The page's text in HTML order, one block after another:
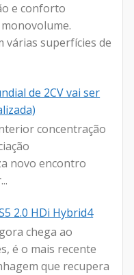
e conforto
várias superfícies de
de 2CV vai ser
concentração
novo encontro
2.0 HDi Hybrid4
chega ao
é o mais recente
que recupera